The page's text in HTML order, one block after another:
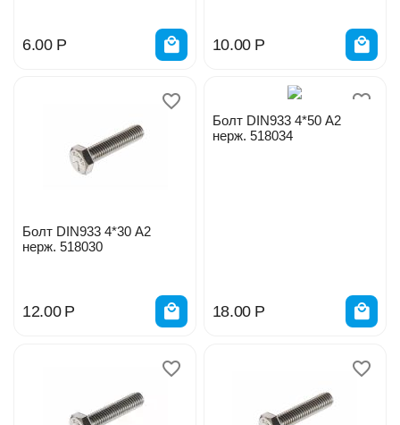
6.00 Р 10.00 Р
Болт DIN933 4*30 А2
нерж. 518030
12.00 Р
Болт DIN933 4*50 А2
нерж. 518034
18.00 Р